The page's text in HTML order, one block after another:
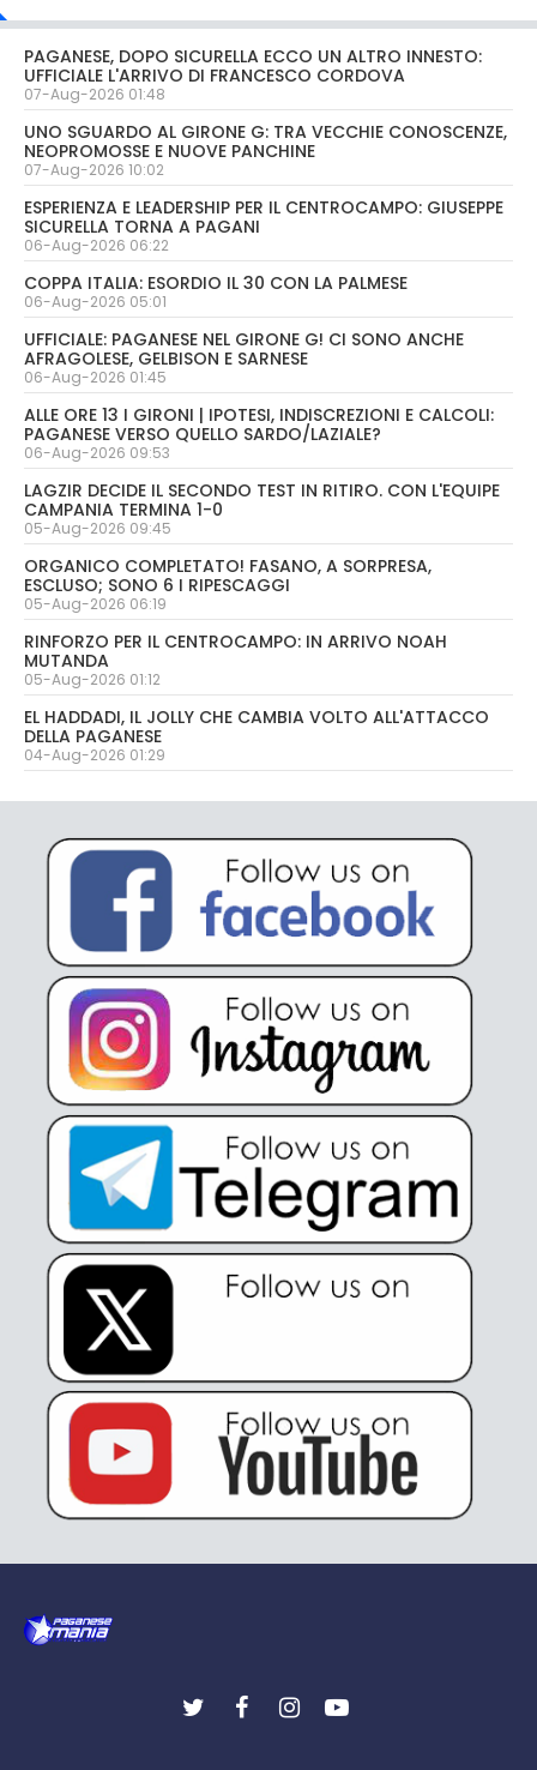
PAGANESE, DOPO SICURELLA ECCO UN ALTRO INNESTO:
UFFICIALE L'ARRIVO DI FRANCESCO CORDOVA
07-Aug-2026 01:48
UNO SGUARDO AL GIRONE G: TRA VECCHIE CONOSCENZE,
NEOPROMOSSE E NUOVE PANCHINE
07-Aug-2026 10:02
ESPERIENZA E LEADERSHIP PER IL CENTROCAMPO: GIUSEPPE
SICURELLA TORNA A PAGANI
06-Aug-2026 06:22
COPPA ITALIA: ESORDIO IL 30 CON LA PALMESE
06-Aug-2026 05:01
UFFICIALE: PAGANESE NEL GIRONE G! CI SONO ANCHE
AFRAGOLESE, GELBISON E SARNESE
06-Aug-2026 01:45
ALLE ORE 13 I GIRONI | IPOTESI, INDISCREZIONI E CALCOLI:
PAGANESE VERSO QUELLO SARDO/LAZIALE?
06-Aug-2026 09:53
LAGZIR DECIDE IL SECONDO TEST IN RITIRO. CON L'EQUIPE
CAMPANIA TERMINA 1-0
05-Aug-2026 09:45
ORGANICO COMPLETATO! FASANO, A SORPRESA,
ESCLUSO; SONO 6 I RIPESCAGGI
05-Aug-2026 06:19
RINFORZO PER IL CENTROCAMPO: IN ARRIVO NOAH
MUTANDA
05-Aug-2026 01:12
EL HADDADI, IL JOLLY CHE CAMBIA VOLTO ALL'ATTACCO
DELLA PAGANESE
04-Aug-2026 01:29